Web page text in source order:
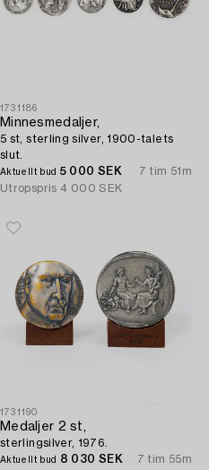
1731186
Minnesmedaljer,
5 st, sterling silver, 1900-talets
slut.
Aktuellt bud 5 000 SEK
7 tim 51m
Utropspris 4 000 SEK
1731190
Medaljer 2 st,
sterlingsilver, 1976.
Aktuellt bud 8 030 SEK
7 tim 55m